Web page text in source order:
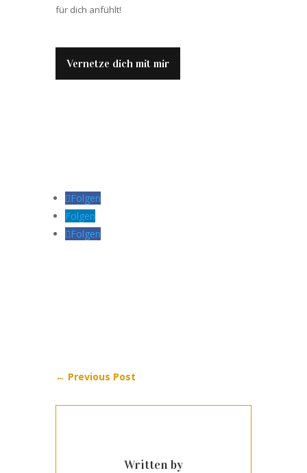
für dich anfühlt!
Vernetze dich mit mir
Folgen
Folgen
Folgen
← Previous Post
Written by